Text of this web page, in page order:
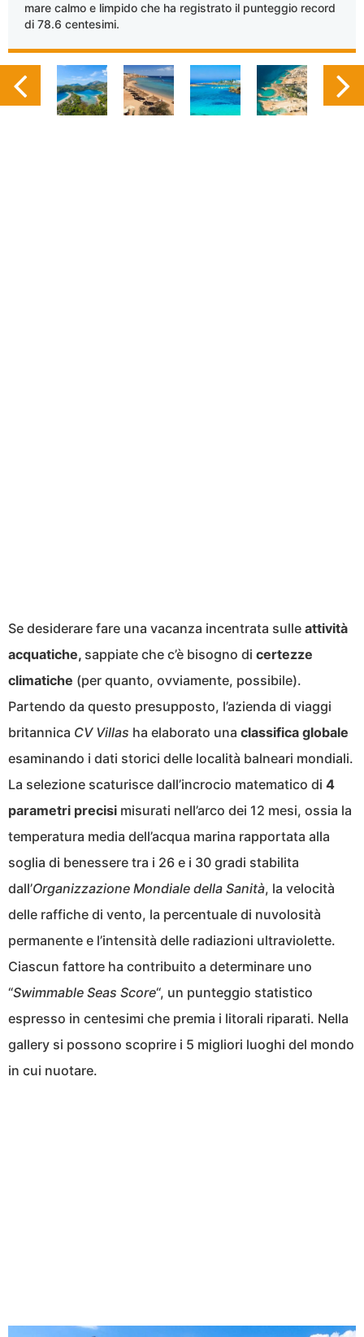
mare calmo e limpido che ha registrato il punteggio record
di 78.6 centesimi.
Se desiderare fare una vacanza incentrata sulle attività
acquatiche, sappiate che c’è bisogno di certezze
climatiche (per quanto, ovviamente, possibile).
Partendo da questo presupposto, l’azienda di viaggi
britannica CV Villas ha elaborato una classifica globale
esaminando i dati storici delle località balneari mondiali.
La selezione scaturisce dall’incrocio matematico di 4
parametri precisi misurati nell’arco dei 12 mesi, ossia la
temperatura media dell’acqua marina rapportata alla
soglia di benessere tra i 26 e i 30 gradi stabilita
dall’Organizzazione Mondiale della Sanità, la velocità
delle raffiche di vento, la percentuale di nuvolosità
permanente e l’intensità delle radiazioni ultraviolette.
Ciascun fattore ha contribuito a determinare uno
“Swimmable Seas Score“, un punteggio statistico
espresso in centesimi che premia i litorali riparati. Nella
gallery si possono scoprire i 5 migliori luoghi del mondo
in cui nuotare.